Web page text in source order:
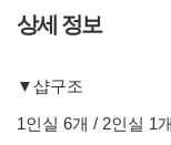
상세 정보
▼샵구조
1인실 6개 / 2인실 1